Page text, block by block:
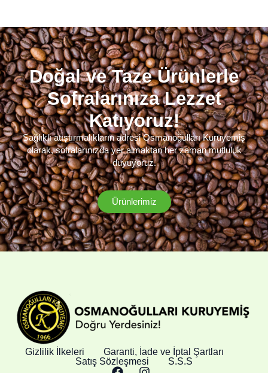
Doğal ve Taze Ürünlerle
Sofralarınıza Lezzet
Katıyoruz!
Sağlıklı atıştırmalıkların adresi Osmanoğulları Kuruyemiş
olarak, sofralarınızda yer almaktan her zaman mutluluk
duyuyoruz.
Ürünlerimiz
Gizlilik İlkeleri
Garanti, İade ve İptal Şartları
Satış Sözleşmesi
S.S.S